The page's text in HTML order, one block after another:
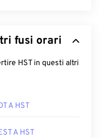
fusi orari
HST in questi altri
A HST
A HST